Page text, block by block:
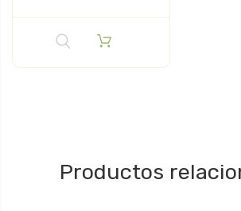
Productos